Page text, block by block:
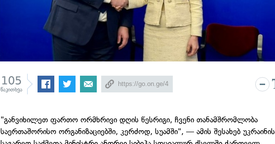
105
წაკითხვა
"განვიხილეთ ფართო ორმხრივი დღის წესრიგი, ჩვენი თანამშრომლობა
საერთაშორისო ორგანიზაციებში, კერძოდ, სუამში", — ამის შესახებ უკრაინის